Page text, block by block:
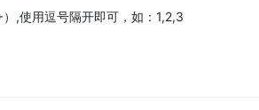
,使用逗号隔开即可，如：1,2,3